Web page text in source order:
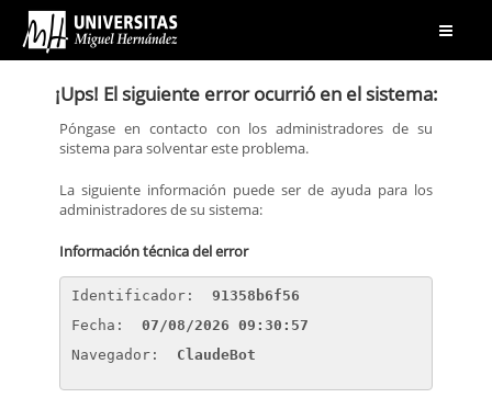
Abrir
¡Ups! El siguiente error ocurrió en el sistema:
Póngase en contacto con los administradores de su
sistema para solventar este problema.
La siguiente información puede ser de ayuda para los
administradores de su sistema:
Información técnica del error
Identificador:
91358b6f56
Fecha:
07/08/2026 09:30:57
Navegador:
ClaudeBot